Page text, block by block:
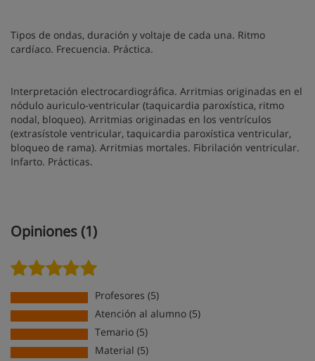
Tipos de ondas, duración y voltaje de cada una. Ritmo
cardíaco. Frecuencia. Práctica.
Interpretación electrocardiográfica. Arritmias originadas en el
nódulo auriculo-ventricular (taquicardia paroxística, ritmo
nodal, bloqueo). Arritmias originadas en los ventrículos
(extrasístole ventricular, taquicardia paroxística ventricular,
bloqueo de rama). Arritmias mortales. Fibrilación ventricular.
Infarto. Prácticas.
Opiniones (1)
Profesores (5)
Atención al alumno (5)
Temario (5)
Material (5)